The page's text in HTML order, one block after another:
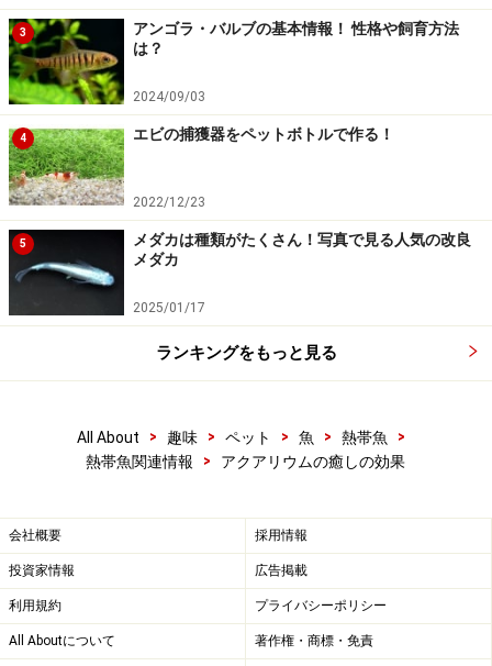
3
アンゴラ・バルブの基本情報！ 性格や飼育方法
は？
2024/09/03
4 エビの捕獲器をペットボトルで作る！
2022/12/23
5
メダカは種類がたくさん！写真で見る人気の改良
メダカ
2025/01/17
ランキングをもっと見る
All About > 趣味 > ペット > 魚 > 熱帯魚
>
熱帯魚関連情報
> アクアリウムの癒しの効果
会社概要 採用情報
投資家情報 広告掲載
利用規約 プライバシーポリシー
All Aboutについて 著作権・商標・免責